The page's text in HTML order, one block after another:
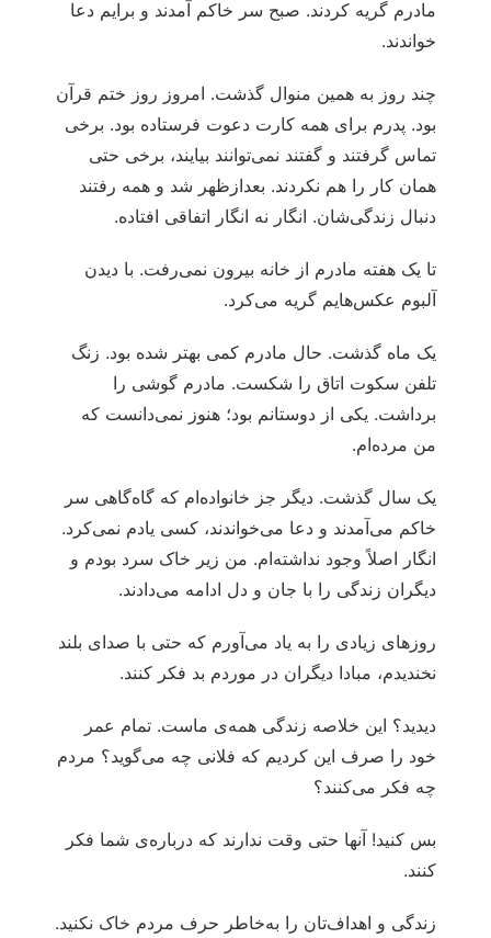
مادرم گریه کردند. صبح سر خاکم آمدند و برایم دعا
خواندند.
چند روز به همین منوال گذشت. امروز روز ختم قرآن
بود. پدرم برای همه کارت دعوت فرستاده بود. برخی
تماس گرفتند و گفتند نمی‌توانند بیایند، برخی حتی
همان کار را هم نکردند. بعدازظهر شد و همه رفتند
دنبال زندگی‌شان. انگار نه انگار اتفاقی افتاده.
تا یک هفته مادرم از خانه بیرون نمی‌رفت. با دیدن
آلبوم عکس‌هایم گریه می‌کرد.
یک ماه گذشت. حال مادرم کمی بهتر شده بود. زنگ
تلفن سکوت اتاق را شکست. مادرم گوشی را
برداشت. یکی از دوستانم بود؛ هنوز نمی‌دانست که
من مرده‌ام.
یک سال گذشت. دیگر جز خانواده‌ام که گاه‌گاهی سر
خاکم می‌آمدند و دعا می‌خواندند، کسی یادم نمی‌کرد.
انگار اصلاً وجود نداشته‌ام. من زیر خاک سرد بودم و
دیگران زندگی را با جان و دل ادامه می‌دادند.
روزهای زیادی را به یاد می‌آورم که حتی با صدای بلند
نخندیدم، مبادا دیگران در موردم بد فکر کنند.
دیدید؟ این خلاصه زندگی همه‌ی ماست. تمام عمر
خود را صرف این کردیم که فلانی چه می‌گوید؟ مردم
چه فکر می‌کنند؟
بس کنید! آنها حتی وقت ندارند که درباره‌ی شما فکر
کنند.
زندگی و اهداف‌تان را به‌خاطر حرف مردم خاک نکنید.